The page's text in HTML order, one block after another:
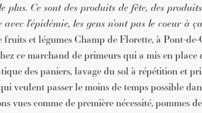
plus. Ce sont des produits de fête, des
l’épidémie, les gens n’ont pas le coeur à ça
et légumes Champ de Florette, à Pont-
ce marchand de primeurs qui a mis en place
des paniers, lavage du sol à répétition et
veulent passer le moins de temps possible
vues comme de première nécessité, pommes